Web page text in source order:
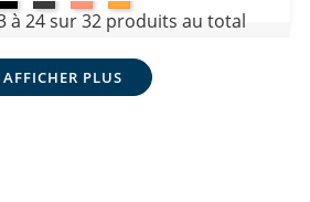
à 24 sur 32 produits au total
AFFICHER PLUS